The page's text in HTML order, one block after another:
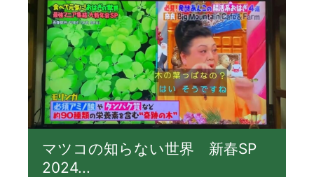
マツコの知らない世界 新春SP
2024...